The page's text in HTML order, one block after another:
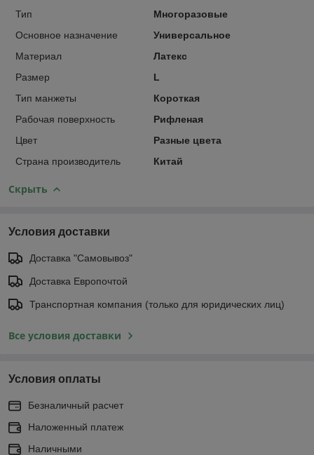
Тип
Многоразовые
Основное назначение
Универсальное
Материал
Латекс
Размер
L
Тип манжеты
Короткая
Рабочая поверхность
Рифленая
Цвет
Разные цвета
Страна производитель
Китай
Скрыть
Условия доставки
Доставка "Самовывоз"
Доставка Европочтой
Транспортная компания (только для юридических лиц)
Все условия доставки
Условия оплаты
Безналичный расчет
Наложенный платеж
Наличными